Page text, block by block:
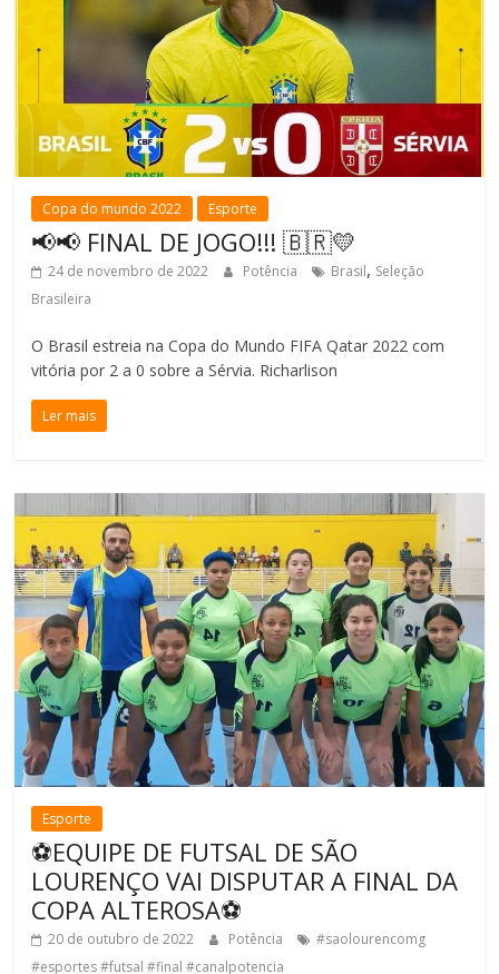
Copa do mundo 2022 Esporte
📢📢 FINAL DE JOGO!!! 🇧🇷💛
24 de novembro de 2022 Potência Brasil, Seleção
Brasileira
O Brasil estreia na Copa do Mundo FIFA Qatar 2022 com
vitória por 2 a 0 sobre a Sérvia. Richarlison
Ler mais
Esporte
⚽️EQUIPE DE FUTSAL DE SÃO
LOURENÇO VAI DISPUTAR A FINAL DA
COPA ALTEROSA⚽️
20 de outubro de 2022 Potência
#saolourencomg
#esportes #futsal #final #canalpotencia